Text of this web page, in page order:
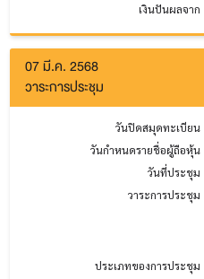
เงินปันผลจาก
07 มี.ค. 2568
วาระการประชุม
วันปิดสมุดทะเบียน
วันกำหนดรายชื่อผู้ถือหุ้น
วันที่ประชุม
วาระการประชุม
ประเภทของการประชุม